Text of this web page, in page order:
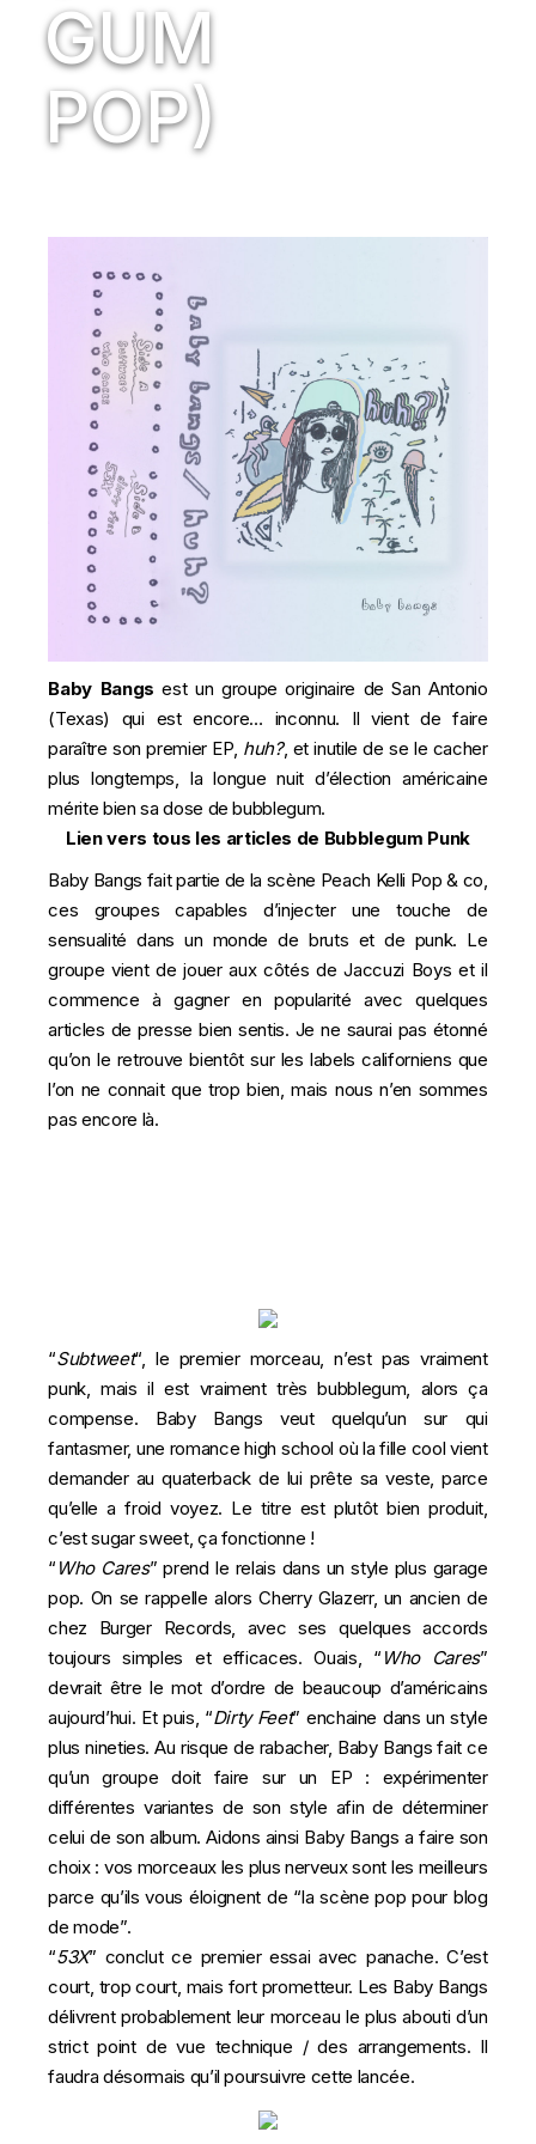
GUM
POP)
Baby Bangs est un groupe originaire de San Antonio
(Texas) qui est encore… inconnu. Il vient de faire
paraître son premier EP, huh?, et inutile de se le cacher
plus longtemps, la longue nuit d’élection américaine
mérite bien sa dose de bubblegum.
Lien vers tous les articles de Bubblegum Punk
Baby Bangs fait partie de la scène Peach Kelli Pop & co,
ces groupes capables d’injecter une touche de
sensualité dans un monde de bruts et de punk. Le
groupe vient de jouer aux côtés de Jaccuzi Boys et il
commence à gagner en popularité avec quelques
articles de presse bien sentis. Je ne saurai pas étonné
qu’on le retrouve bientôt sur les labels californiens que
l’on ne connait que trop bien, mais nous n’en sommes
pas encore là.
“Subtweet“, le premier morceau, n’est pas vraiment
punk, mais il est vraiment très bubblegum, alors ça
compense. Baby Bangs veut quelqu’un sur qui
fantasmer, une romance high school où la fille cool vient
demander au quaterback de lui prête sa veste, parce
qu’elle a froid voyez. Le titre est plutôt bien produit,
c’est sugar sweet, ça fonctionne !
“ Who Cares” prend le relais dans un style plus garage
pop. On se rappelle alors Cherry Glazerr, un ancien de
chez Burger Records, avec ses quelques accords
toujours simples et efficaces. Ouais, “ Who Cares”
devrait être le mot d’ordre de beaucoup d’américains
aujourd’hui. Et puis, “Dirty Feet” enchaine dans un style
plus nineties. Au risque de rabacher, Baby Bangs fait ce
qu’un groupe doit faire sur un EP : expérimenter
différentes variantes de son style afin de déterminer
celui de son album. Aidons ainsi Baby Bangs a faire son
choix : vos morceaux les plus nerveux sont les meilleurs
parce qu’ils vous éloignent de “la scène pop pour blog
de mode”.
“53X” conclut ce premier essai avec panache. C’est
court, trop court, mais fort prometteur. Les Baby Bangs
délivrent probablement leur morceau le plus abouti d’un
strict point de vue technique / des arrangements. Il
faudra désormais qu’il poursuivre cette lancée.